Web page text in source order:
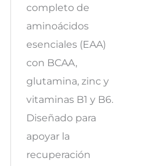
completo de
aminoácidos
esenciales (EAA)
con BCAA,
glutamina, zinc y
vitaminas B1 y B6.
Diseñado para
apoyar la
recuperación